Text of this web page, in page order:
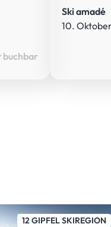
Ski amadé
10.
12 GIPFEL SKIREGION